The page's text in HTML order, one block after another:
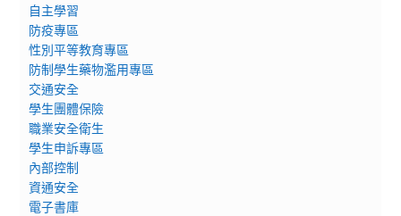
自主學習
防疫專區
性別平等教育專區
防制學生藥物濫用專區
交通安全
學生團體保險
職業安全衛生
學生申訴專區
內部控制
資通安全
電子書庫